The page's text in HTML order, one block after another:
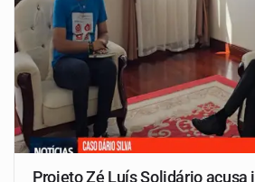
Projeto Zé Luís Solidário acusa